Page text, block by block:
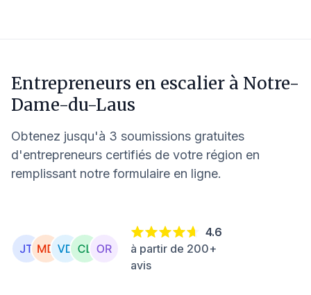
Entrepreneurs en escalier à Notre-
Dame-du-Laus
Obtenez jusqu'à 3 soumissions gratuites
d'entrepreneurs certifiés de votre région en
remplissant notre formulaire en ligne.
4.6
à partir de 200+
avis